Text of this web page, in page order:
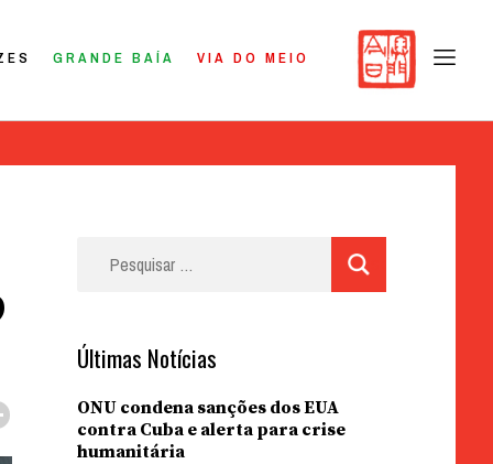
GRANDE BAÍA VIA DO MEIO
Últimas Notícias
ONU condena sanções dos EUA
contra Cuba e alerta para crise
humanitária